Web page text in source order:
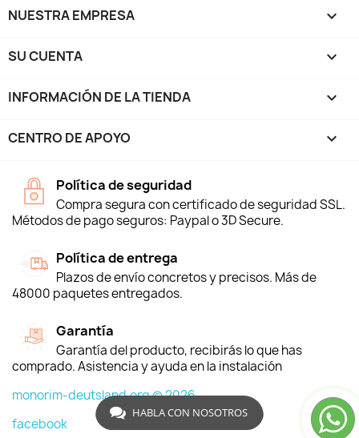
NUESTRA EMPRESA 
SU CUENTA 
INFORMACIÓN DE LA TIENDA keyboard_arrow_down
CENTRO DE APOYO 
Política de seguridad
Compra segura con certificado de seguridad SSL.
Métodos de pago seguros: Paypal o 3D Secure.
Política de entrega
Plazos de envío concretos y precisos. Más de
48000 paquetes entregados.
Garantía
Garantía del producto, recibirás lo que has
comprado. Asistencia y ayuda en la instalación
monorim-deutsland.org © 2026
facebook
HABLA CON NOSOTROS